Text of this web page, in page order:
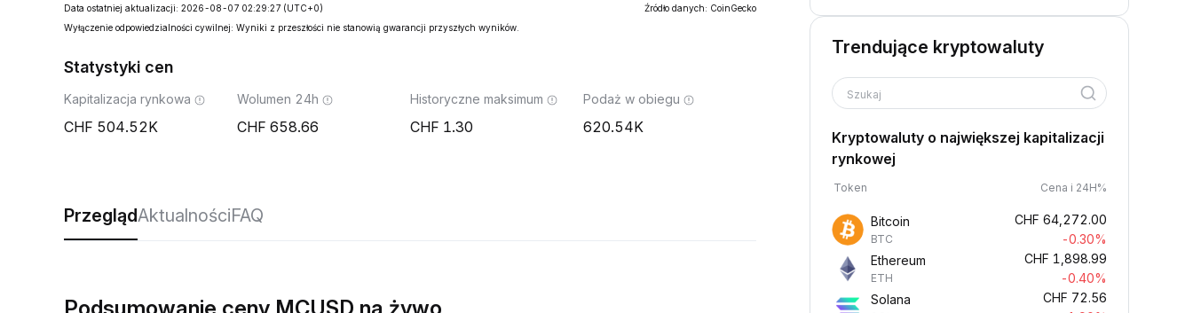
Data ostatniej aktualizacji: 2026-08-07 02:29:27 (UTC+0)
Źródło danych: CoinGecko
Wyłączenie odpowiedzialności cywilnej: Wyniki z przeszłości nie stanowią gwarancji przyszłych wyników.
Statystyki cen
Kapitalizacja rynkowa
504.52K
Wolumen 24h
658.66
Historyczne maksimum
1.30
Podaż w obiegu
620.54K
PrzeglądAktualnościFAQ
Trendujące kryptowaluty
Szukaj
Kryptowaluty o największej kapitalizacji
rynkowej
Token Cena i 24H%
Bitcoin
BTC
CHF 64,272.00
-0.30%
Ethereum
ETH
CHF 1,898.99
-0.40%
Solana
CHF 72.56